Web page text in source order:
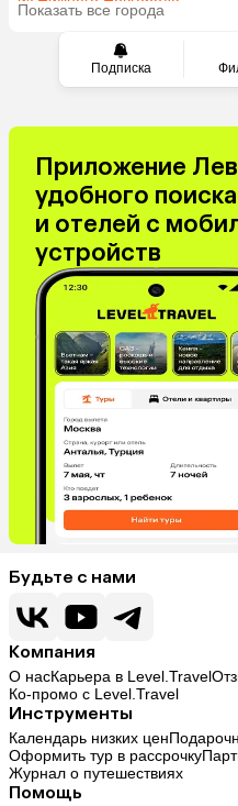
Подписка
из Перми
Показать все города
Приложение
удобного
и отелей с
устройств
Будьте с нами
Компания
О насКарьера в Level.Travel
Ко-промо с Level.Travel
Инструменты
Календарь низких цен
Оформить тур в рассрочку
Журнал о путешествиях
Помощь